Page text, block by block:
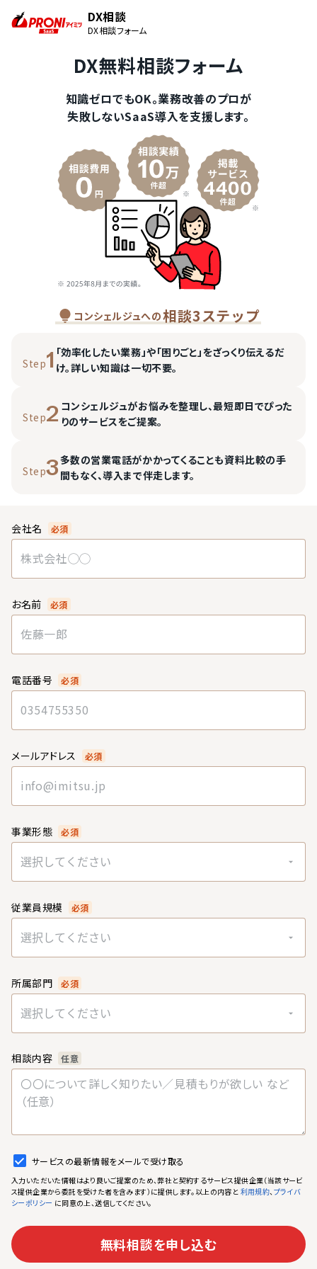
DX相談
DX相談フォーム
DX無料相談フォーム
知識ゼロでもOK。業務改善のプロが
失敗しないSaaS導入を支援します。
コンシェルジュへの相談3ステップ
Step1 「効率化したい業務」や「困りごと」をざっくり伝えるだ
け。詳しい知識は一切不要。
Step2 コンシェルジュがお悩みを整理し、最短即日でぴった
りのサービスをご提案。
Step3多数の営業電話がかかってくることも資料比較の手
間もなく、導入まで伴走します。
会社名 必須
お名前 必須
電話番号 必須
メールアドレス 必須
事業形態 必須
選択してください
従業員規模 必須
選択してください
所属部門 必須
選択してください
相談内容 任意
サービスの最新情報をメールで受け取る
入力いただいた情報はより良いご提案のため、弊社と契約するサービス提供企業（当該サービ
ス提供企業から委託を受けた者を含みます）に提供します。以上の内容と 利用規約、プライバ
シーポリシー に同意の上、送信してください。
無料相談を申し込む